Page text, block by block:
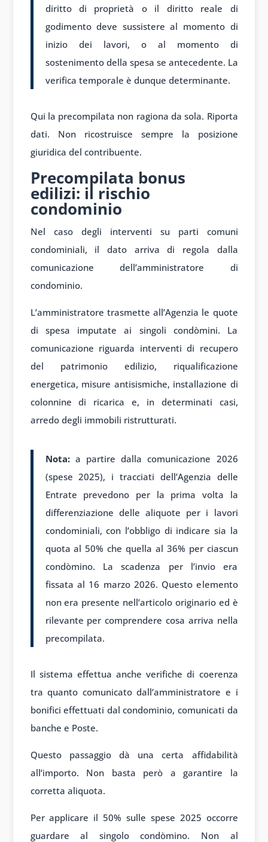
diritto di proprietà o il diritto reale di
godimento deve sussistere al momento di
inizio dei lavori, o al momento di
sostenimento della spesa se antecedente. La
verifica temporale è dunque determinante.
Qui la precompilata non ragiona da sola. Riporta
dati. Non ricostruisce sempre la posizione
giuridica del contribuente.
Precompilata bonus
edilizi: il rischio
condominio
Nel caso degli interventi su parti comuni
condominiali, il dato arriva di regola dalla
comunicazione dell’amministratore di
condominio.
L’amministratore trasmette all’Agenzia le quote
di spesa imputate ai singoli condòmini. La
comunicazione riguarda interventi di recupero
del patrimonio edilizio, riqualificazione
energetica, misure antisismiche, installazione di
colonnine di ricarica e, in determinati casi,
arredo degli immobili ristrutturati.
Nota:a partire dalla comunicazione 2026
(spese 2025), i tracciati dell’Agenzia delle
Entrate prevedono per la prima volta la
differenziazione delle aliquote per i lavori
condominiali, con l’obbligo di indicare sia la
quota al 50% che quella al 36% per ciascun
condòmino. La scadenza per l’invio era
fissata al 16 marzo 2026. Questo elemento
non era presente nell’articolo originario ed è
rilevante per comprendere cosa arriva nella
precompilata.
Il sistema effettua anche verifiche di coerenza
tra quanto comunicato dall’amministratore e i
bonifici effettuati dal condominio, comunicati da
banche e Poste.
Questo passaggio dà una certa affidabilità
all’importo. Non basta però a garantire la
corretta aliquota.
Per applicare il 50% sulle spese 2025 occorre
guardare al singolo condòmino. Non al